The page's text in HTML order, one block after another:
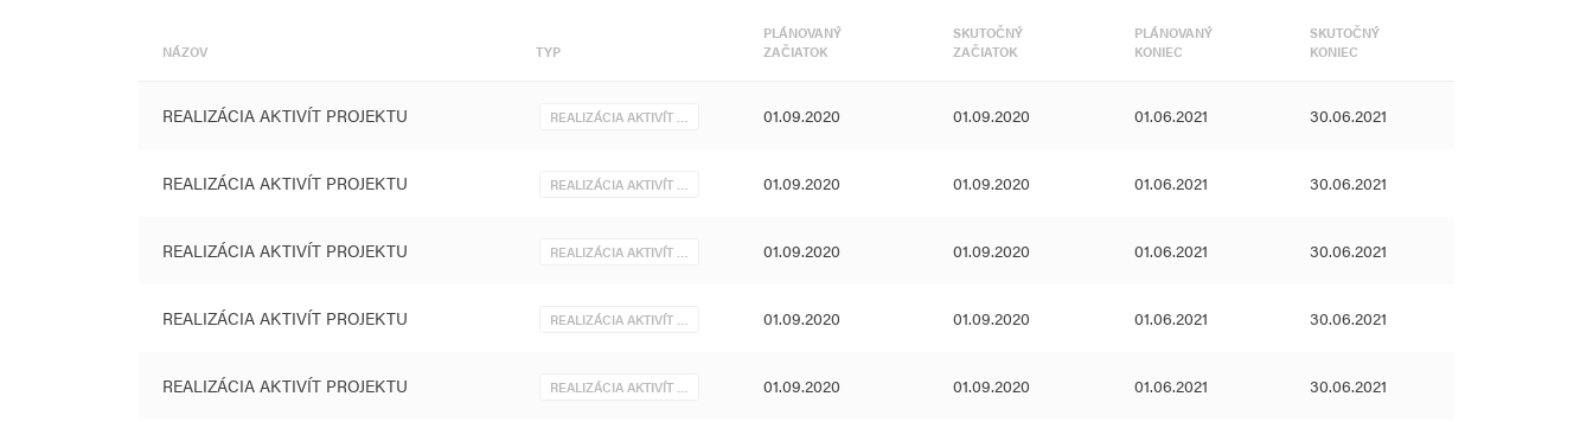
NÁZOV TYP
PLÁNOVANÝ
ZAČIATOK
SKUTOČNÝ
ZAČIATOK
PLÁNOVANÝ
KONIEC
SKUTOČNÝ
KONIEC
REALIZÁCIA AKTIVÍT PROJEKTU REALIZÁCIA AKTIVÍT … 01.09.2020 01.09.2020 01.06.2021 30.06.2021
REALIZÁCIA AKTIVÍT PROJEKTU REALIZÁCIA AKTIVÍT … 01.09.2020 01.09.2020 01.06.2021 30.06.2021
REALIZÁCIA AKTIVÍT PROJEKTU REALIZÁCIA AKTIVÍT … 01.09.2020 01.09.2020 01.06.2021 30.06.2021
REALIZÁCIA AKTIVÍT PROJEKTU REALIZÁCIA AKTIVÍT … 01.09.2020 01.09.2020 01.06.2021 30.06.2021
REALIZÁCIA AKTIVÍT PROJEKTU REALIZÁCIA AKTIVÍT … 01.09.2020 01.09.2020 01.06.2021 30.06.2021